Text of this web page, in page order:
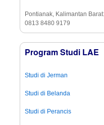
Pontianak, Kalimantan Barat:
0813 8480 9179
Program Studi LAE
Studi di Jerman
Studi di Belanda
Studi di Perancis